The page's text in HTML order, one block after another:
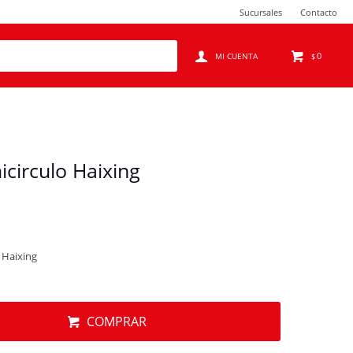
$0
Sucursales Contacto
Haixing
COMPRAR